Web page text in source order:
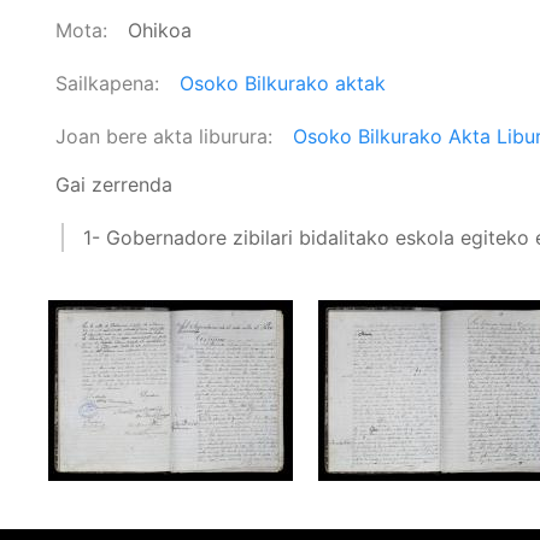
Mota Ohikoa
Sailkapena Osoko Bilkurako aktak
Joan bere akta liburura
Osoko Bilkurako Akta
Gai zerrenda
1- Gobernadore zibilari bidalitako eskola